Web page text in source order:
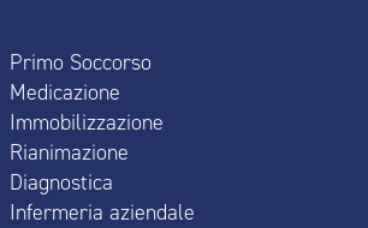
Primo Soccorso
Medicazione
Immobilizzazione
Rianimazione
Diagnostica
Infermeria aziendale